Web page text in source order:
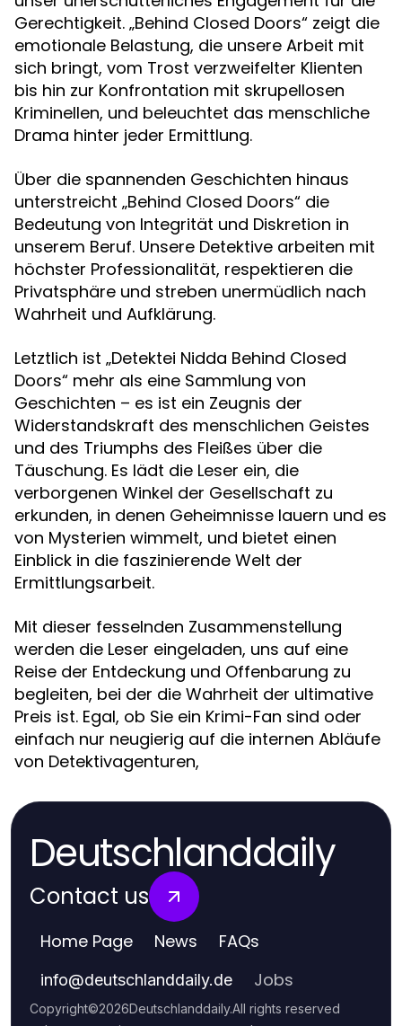
Gerechtigkeit. „Behind Closed Doors“ zeigt die
emotionale Belastung, die unsere Arbeit mit
sich bringt, vom Trost verzweifelter Klienten
bis hin zur Konfrontation mit skrupellosen
Kriminellen, und beleuchtet das menschliche
Drama hinter jeder Ermittlung.
Über die spannenden Geschichten hinaus
unterstreicht „Behind Closed Doors“ die
Bedeutung von Integrität und Diskretion in
unserem Beruf. Unsere Detektive arbeiten mit
höchster Professionalität, respektieren die
Privatsphäre und streben unermüdlich nach
Wahrheit und Aufklärung.
Letztlich ist „Detektei Nidda Behind Closed
Doors“ mehr als eine Sammlung von
Geschichten – es ist ein Zeugnis der
Widerstandskraft des menschlichen Geistes
und des Triumphs des Fleißes über die
Täuschung. Es lädt die Leser ein, die
verborgenen Winkel der Gesellschaft zu
erkunden, in denen Geheimnisse lauern und es
von Mysterien wimmelt, und bietet einen
Einblick in die faszinierende Welt der
Ermittlungsarbeit.
Mit dieser fesselnden Zusammenstellung
werden die Leser eingeladen, uns auf eine
Reise der Entdeckung und Offenbarung zu
begleiten, bei der die Wahrheit der ultimative
Preis ist. Egal, ob Sie ein Krimi-Fan sind oder
einfach nur neugierig auf die internen Abläufe
von Detektivagenturen,
Deutschlanddaily
Contact us
Home Page News FAQs
info@deutschlanddaily.de Jobs
Copyright©2026Deutschlanddaily.All rights reserved